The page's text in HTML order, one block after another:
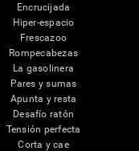
Encrucijada
Hiper-espacio
Frescazoo
Rompecabezas
La gasolinera
Pares y sumas
Apunta y resta
Desafío ratón
Tensión perfecta
Corta y cae